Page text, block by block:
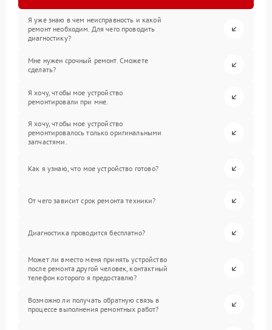
Я уже знаю в чем неисправность и какой
ремонт необходим. Для чего проводить
диагностику?
Мне нужен срочный ремонт. Сможете
сделать?
Я хочу, чтобы мое устройство
ремонтировали при мне.
Я хочу, чтобы мое устройство
ремонтировалось только оригинальными
запчастями.
Как я узнаю, что мое устройство готово?
От чего зависит срок ремонта техники?
Диагностика проводится бесплатно?
Может ли вместо меня принять устройство
после ремонта другой человек, контактный
телефон которого я предоставлю?
Возможно ли получать обратную связь в
процессе выполнения ремонтных работ?